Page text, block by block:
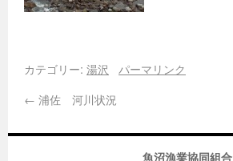
カテゴリー: 湯沢
パーマリンク
← 浦佐 河川状況
魚沼漁業協同組合